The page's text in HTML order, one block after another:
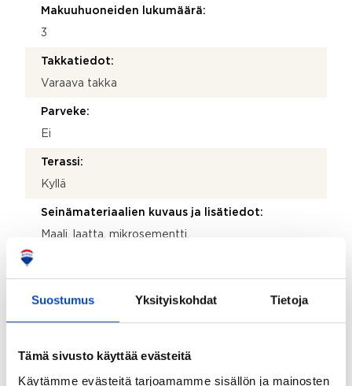
Suostumus Yksityiskohdat Tietoja
Tämä sivusto käyttää evästeitä
Käytämme evästeitä tarjoamamme sisällön ja mainosten
Makuuhuoneiden lukumäärä:
3
Takkatiedot:
Varaava takka
Parveke:
Ei
Terassi:
Kyllä
Seinämateriaalien kuvaus ja lisätiedot:
Maali, laatta, mikrosementti.
muuten laminaattia.
Vaatehuone ja kaapistot
Kohteessa on satelliittiantenni: